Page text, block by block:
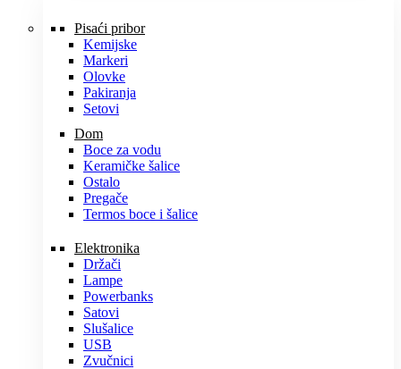
Pisaći pribor
Kemijske
Markeri
Olovke
Pakiranja
Setovi
Dom
Boce za vodu
Keramičke šalice
Ostalo
Pregače
Termos boce i šalice
Elektronika
Držači
Lampe
Powerbanks
Satovi
Slušalice
USB
Zvučnici